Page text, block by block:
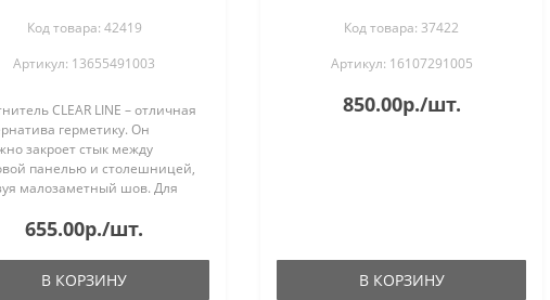
Код товара: 42419
Артикул: 13655491003
CLEAR LINE – отличная
герметику. Он
закроет стык между
панелью и столешницей,
малозаметный шов. Для
слой и специальную риску
ширины...
655.00р./шт.
В КОРЗИНУ
Код товара: 37422
Артикул: 16107291005
850.00р./шт.
В КОРЗИНУ